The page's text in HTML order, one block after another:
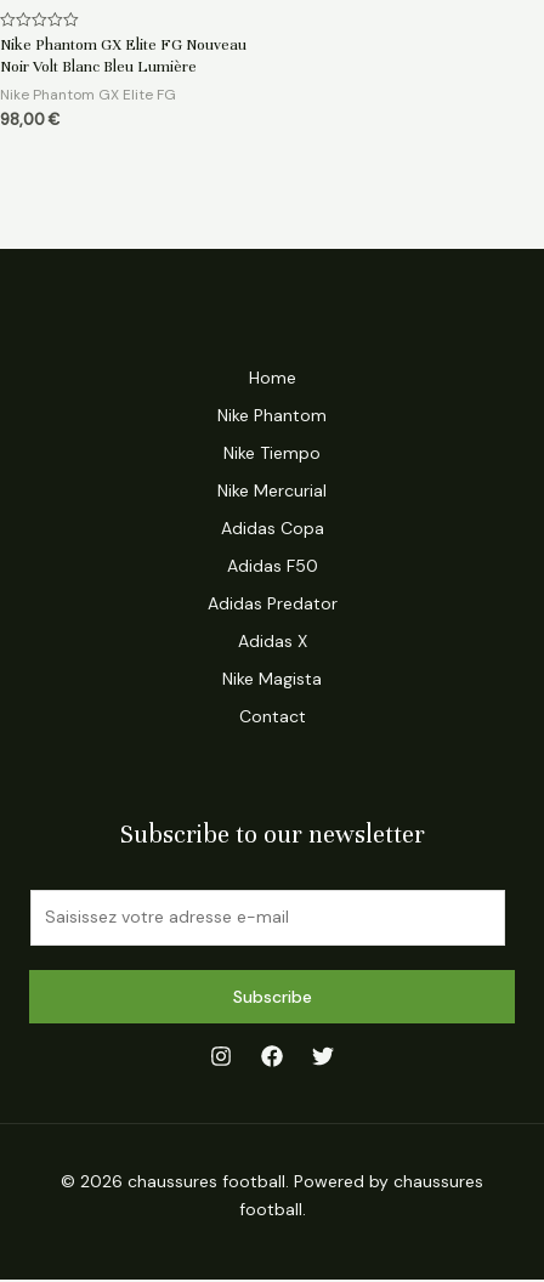
Note
sur
Nike Phantom GX Elite FG Nouveau
Noir Volt Blanc Bleu Lumière
Nike Phantom GX Elite FG
98,00€
Home
Nike Phantom
Nike Tiempo
Nike Mercurial
Adidas Copa
Adidas F50
Adidas Predator
Adidas X
Nike Magista
Contact
Subscribe to our newsletter
Subscribe
© 2026 chaussures football. Powered by chaussures
football.